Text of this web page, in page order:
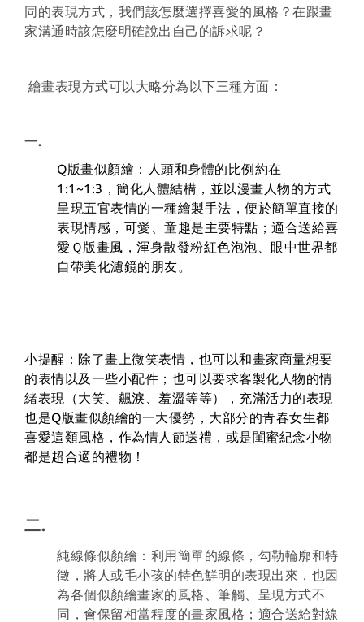
同的表現方式，我們該怎麼選擇喜愛的風格？在跟畫
家溝通時該怎麼明確說出自己的訴求呢？
繪畫表現方式可以大略分為以下三種方面：
一.
Q版畫似顏繪：人頭和身體的比例約在
1:1~1:3，簡化人體結構，並以漫畫人物的方式
呈現五官表情的一種繪製手法，便於簡單直接的
表現情感，可愛、童趣是主要特點；適合送給喜
愛Ｑ版畫風，渾身散發粉紅色泡泡、眼中世界都
自帶美化濾鏡的朋友。
小提醒：除了畫上微笑表情，也可以和畫家商量想要
的表情以及一些小配件；也可以要求客製化人物的情
緒表現（大笑、飆淚、羞澀等等），充滿活力的表現
也是Q版畫似顏繪的一大優勢，大部分的青春女生都
喜愛這類風格，作為情人節送禮，或是閨蜜紀念小物
都是超合適的禮物！
二.
純線條似顏繪：利用簡單的線條，勾勒輪廓和特
徵，將人或毛小孩的特色鮮明的表現出來，也因
為各個似顏繪畫家的風格、筆觸、呈現方式不
同，會保留相當程度的畫家風格；適合送給對線